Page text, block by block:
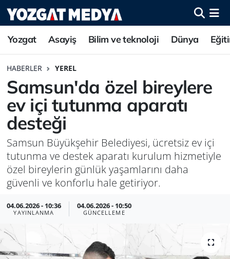
Yozgat Asayiş Bilim ve teknoloji Dünya
HABERLER YEREL
Samsun'da özel bireylere
ev içi tutunma aparatı
desteği
Samsun Büyükşehir Belediyesi, ücretsiz ev içi
tutunma ve destek aparatı kurulum hizmetiyle
özel bireylerin günlük yaşamlarını daha
güvenli ve konforlu hale getiriyor.
04.06.2026 - 10:36
YAYINLANMA
04.06.2026 - 10:50
GÜNCELLEME